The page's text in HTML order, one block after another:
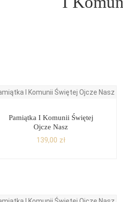
Pamiątka I Komunii Świętej
Ojcze Nasz
139,00 zł